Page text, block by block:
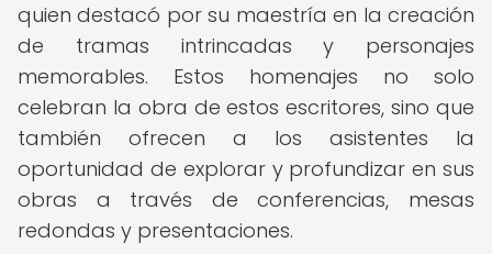
quien destacó por su maestría en la creación
de tramas intrincadas y personajes
memorables. Estos homenajes no solo
celebran la obra de estos escritores, sino que
también ofrecen a los asistentes la
oportunidad de explorar y profundizar en sus
obras a través de conferencias, mesas
redondas y presentaciones.